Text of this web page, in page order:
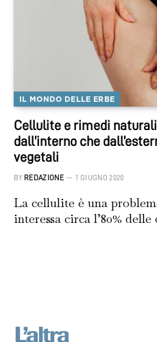
IL MONDO DELLE ERBE
Cellulite e rimedi
dall’interno che
vegetali
BY REDAZIONE 1 GIUGNO 2020
La cellulite è una
interessa circa l’80%